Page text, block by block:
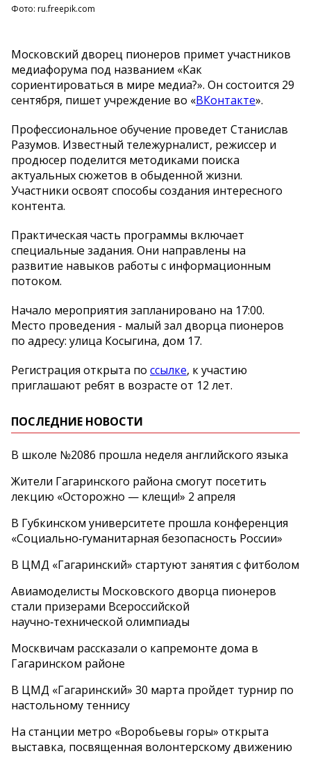
Фото: ru.freepik.com
Московский дворец пионеров примет участников
медиафорума под названием «Как
сориентироваться в мире медиа?». Он состоится 29
сентября, пишет учреждение во «ВКонтакте».
Профессиональное обучение проведет Станислав
Разумов. Известный тележурналист, режиссер и
продюсер поделится методиками поиска
актуальных сюжетов в обыденной жизни.
Участники освоят способы создания интересного
контента.
Практическая часть программы включает
специальные задания. Они направлены на
развитие навыков работы с информационным
потоком.
Начало мероприятия запланировано на 17:00.
Место проведения - малый зал дворца пионеров
по адресу: улица Косыгина, дом 17.
Регистрация открыта по ссылке, к участию
приглашают ребят в возрасте от 12 лет.
ПОСЛЕДНИЕ НОВОСТИ
В школе №2086 прошла неделя английского языка
Жители Гагаринского района смогут посетить
лекцию «Осторожно — клещи!» 2 апреля
В Губкинском университете прошла конференция
«Социально‑гуманитарная безопасность России»
В ЦМД «Гагаринский» стартуют занятия с фитболом
Авиамоделисты Московского дворца пионеров
стали призерами Всероссийской
научно‑технической олимпиады
Москвичам рассказали о капремонте дома в
Гагаринском районе
В ЦМД «Гагаринский» 30 марта пройдет турнир по
настольному теннису
На станции метро «Воробьевы горы» открыта
выставка, посвященная волонтерскому движению